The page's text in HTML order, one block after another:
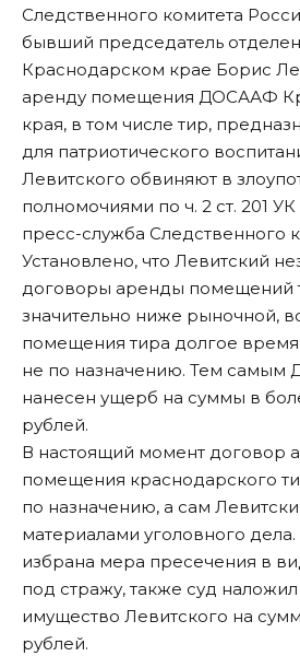
Следственного комитета
бывший председатель
Краснодарском крае Борис
аренду помещения ДОСААФ
края, в том числе тир,
для патриотического
Левитского обвиняют в
полномочиями по ч. 2 ст. 201
пресс-служба Следственного
Установлено, что Левитский
договоры аренды помещений
значительно ниже рыночной,
помещения тира долгое время
не по назначению. Тем
нанесен ущерб на суммы в
рублей.
В настоящий момент договор
помещения краснодарского
по назначению, а сам
материалами уголовного
избрана мера пресечения в
под стражу, также суд наложил
имущество Левитского на
рублей.